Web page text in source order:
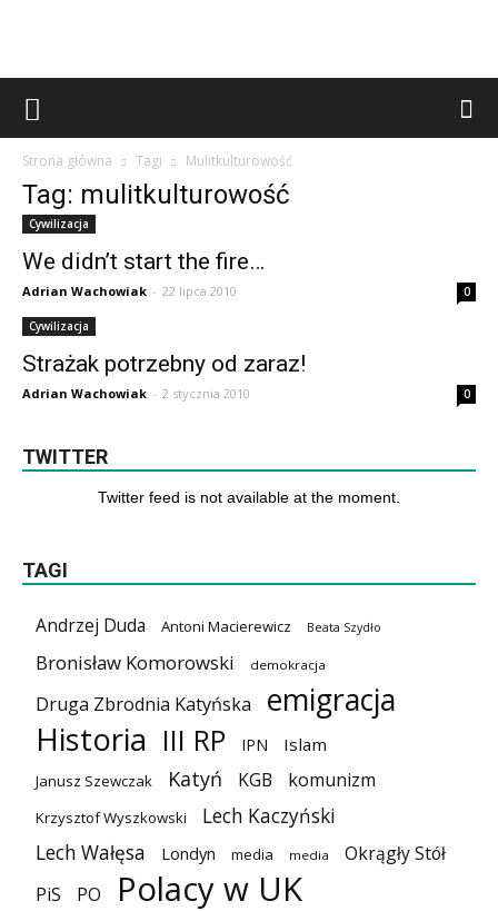
Strona główna Tagi Mulitkulturowość
Tag: mulitkulturowość
Cywilizacja
We didn’t start the fire…
Adrian Wachowiak - 22 lipca 2010 0
Cywilizacja
Strażak potrzebny od zaraz!
Adrian Wachowiak - 2 stycznia 2010 0
TWITTER
Twitter feed is not available at the moment.
TAGI
Andrzej Duda Antoni Macierewicz Beata Szydło
Bronisław Komorowski demokracja
Druga Zbrodnia Katyńska
emigracja
Historia III RP IPN Islam
Janusz Szewczak Katyń KGB komunizm
Krzysztof Wyszkowski
Lech Kaczyński
Lech Wałęsa
Londyn media media
Okrągły Stół
PiS
PO Polacy w UK